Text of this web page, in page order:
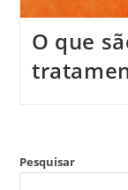
O que
Pesquisar